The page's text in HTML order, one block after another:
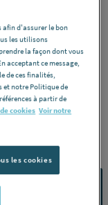
mural
L 240 x l 80 cm -
afin d'assurer le bon
les utilisons
la façon dont vous
acceptant ce message,
de ces finalités,
et notre Politique de
à partir de
cookies Voir notre
les cookies